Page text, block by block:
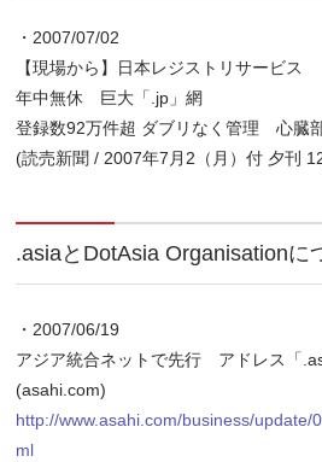
・2007/07/02
【現場から】日本レジストリサービス
年中無休 巨大「.jp」網
登録数92万件超 ダブリなく管理 心臓
(読売新聞 / 2007年7月2（月）付 夕刊
.asiaとDotAsia Organisationに
・2007/06/19
アジア統合ネットで先行 アドレス「
(asahi.com)
http://www.asahi.com/business/update/
ml